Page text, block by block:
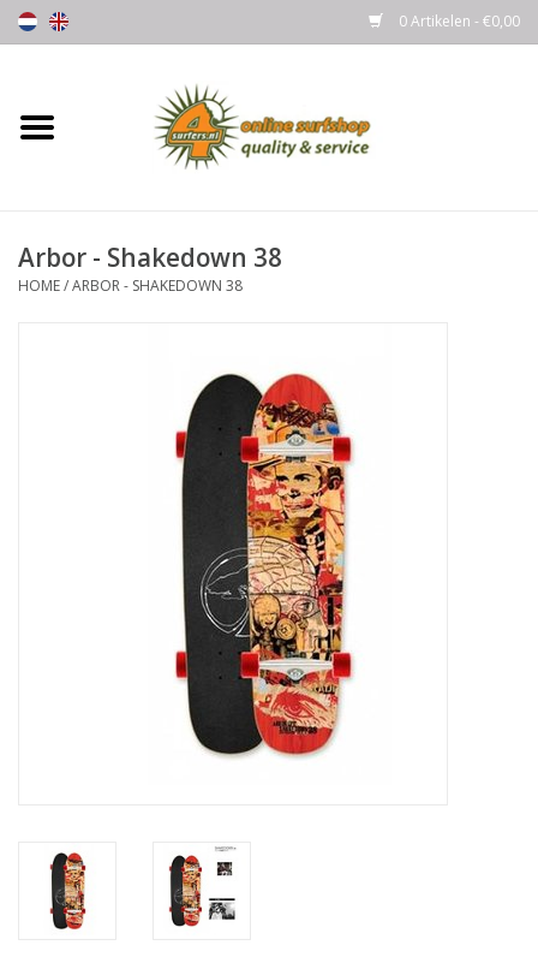
0 Artikelen - €0,00
Home
Wetsuits
Merken
Arbor - Shakedown 38
HOME/ARBOR - SHAKEDOWN 38